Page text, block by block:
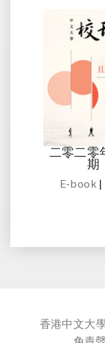
二零二零
期
E-book |
香港中文大